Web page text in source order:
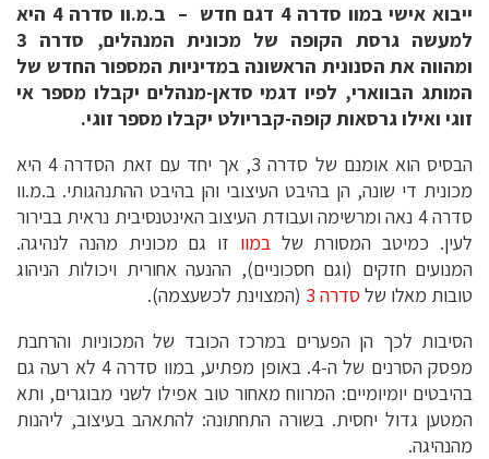
ייבוא אישי במוו סדרה 4 דגם חדש – ב.מ.וו סדרה 4 היא
למעשה גרסת הקופה של מכונית המנהלים, סדרה 3
ומהווה את הסנונית הראשונה במדיניות המספור החדש של
המותג הבווארי, לפיו דגמי סדאן-מנהלים יקבלו מספר אי
זוגי ואילו גרסאות קופה-קבריולט יקבלו מספר זוגי.
הבסיס הוא אומנם של סדרה 3, אך יחד עם זאת הסדרה 4 היא
מכונית די שונה, הן בהיבט העיצובי והן בהיבט ההתנהגותי. ב.מ.וו
סדרה 4 נאה ומרשימה ועבודת העיצוב האינטנסיבית נראית בבירור
לעין. כמיטב המסורת שלבמוו זו גם מכונית מהנה לנהיגה.
המנועים חזקים (וגם חסכוניים), ההנעה אחורית ויכולות הניהוג
טובות מאלו של סדרה 3
(המצוינת לכשעצמה).
הסיבות לכך הן הפערים במרכז הכובד של המכוניות והרחבת
מפסק הסרנים של ה-4. באופן מפתיע, במוו סדרה 4 לא רעה גם
בהיבטים יומיומיים: המרווח מאחור טוב אפילו לשני מבוגרים, ותא
המטען גדול יחסית. בשורה התחתונה: להתאהב בעיצוב, ליהנות
מהנהיגה.